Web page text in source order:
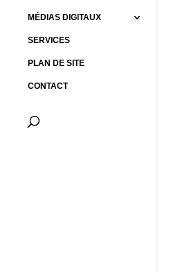
MÉDIAS DIGITAUX
SERVICES
PLAN DE SITE
CONTACT